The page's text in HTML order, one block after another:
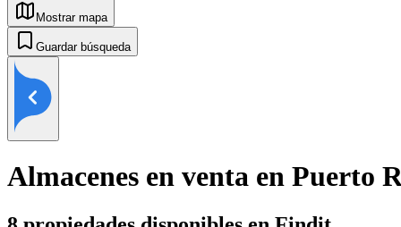
Mostrar mapa
Guardar búsqueda
Almacenes en venta en Puerto